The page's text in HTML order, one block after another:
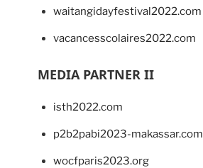
waitangidayfestival2022.com
vacancesscolaires2022.com
MEDIA PARTNER II
isth2022.com
p2b2pabi2023-makassar.com
wocfparis2023.org